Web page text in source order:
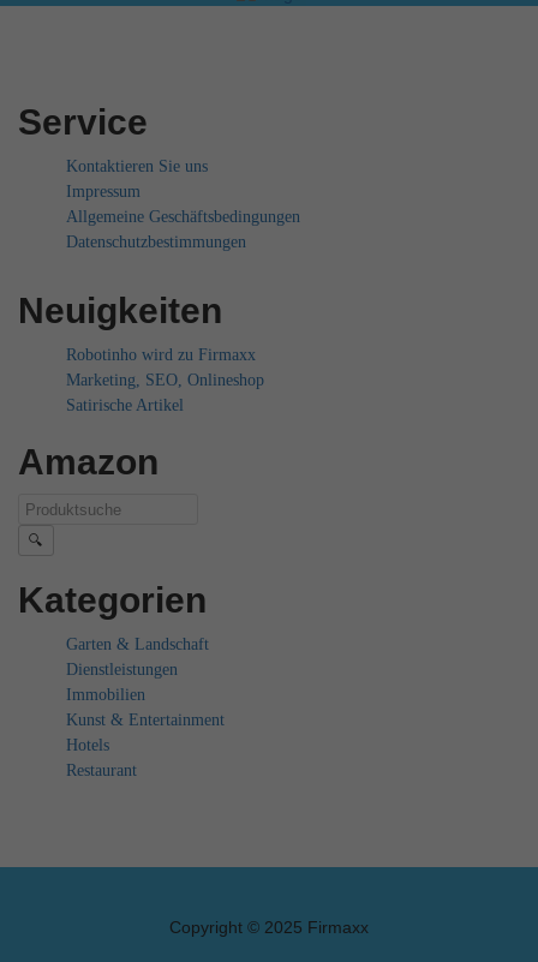
Service
Kontaktieren Sie uns
Impressum
Allgemeine Geschäftsbedingungen
Datenschutzbestimmungen
Neuigkeiten
Robotinho wird zu Firmaxx
Marketing, SEO, Onlineshop
Satirische Artikel
Amazon
🔍
Kategorien
Garten & Landschaft
Dienstleistungen
Immobilien
Kunst & Entertainment
Hotels
Restaurant
Copyright © 2025 Firmaxx